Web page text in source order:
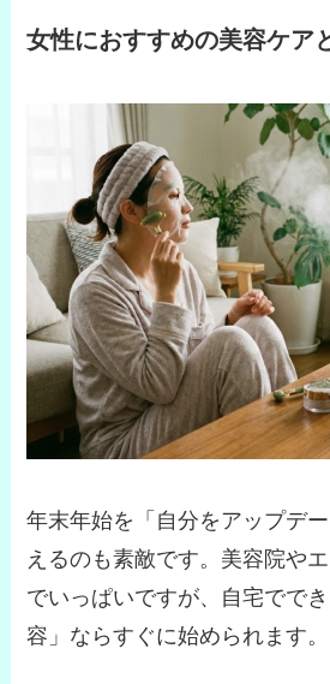
女性におすすめの美容ケア
年末年始を「自分をアップデ
えるのも素敵です。美容院や
でいっぱいですが、自宅でで
容」ならすぐに始められます。